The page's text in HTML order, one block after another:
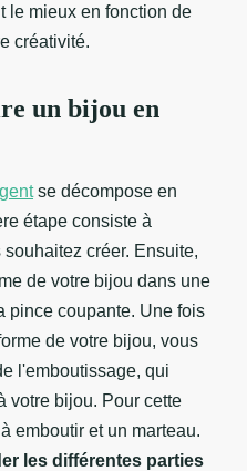
le mieux en fonction de
créativité.
un bijou en
se décompose en
étape consiste à
souhaitez créer. Ensuite,
de votre bijou dans une
pince coupante. Une fois
de votre bijou, vous
l'emboutissage, qui
votre bijou. Pour cette
emboutir et un marteau.
les différentes parties